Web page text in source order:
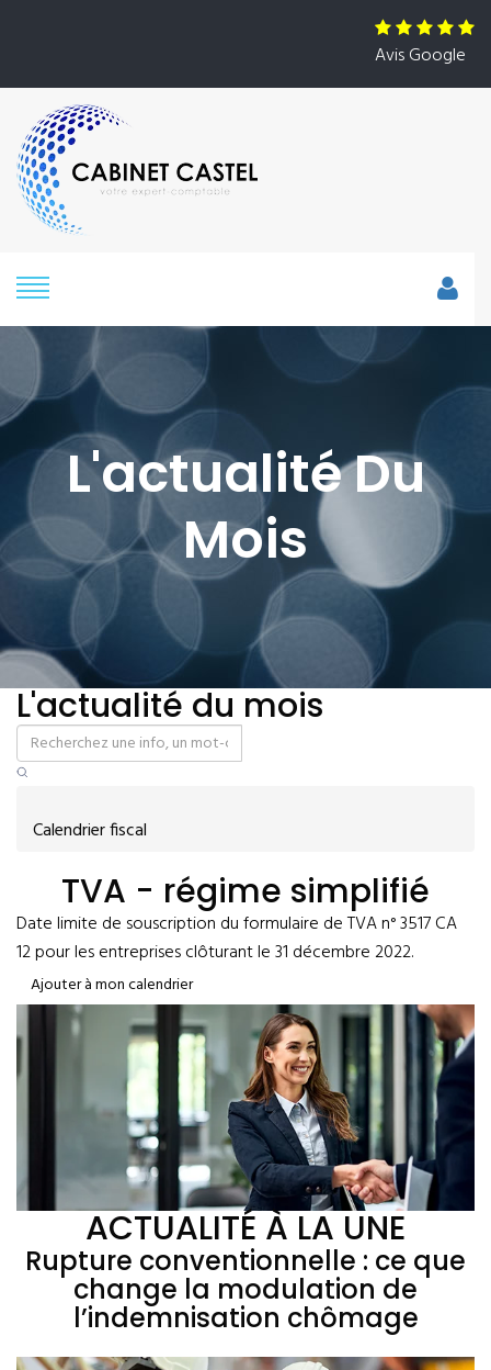
Avis Google
L'actualité Du
Mois
L'actualité du mois
Calendrier fiscal
TVA - régime simplifié
Date limite de souscription du formulaire de TVA n° 3517 CA
12 pour les entreprises clôturant le 31 décembre 2022.
Ajouter à mon calendrier
ACTUALITÉ À LA UNE
Rupture conventionnelle : ce que
change la modulation de
l’indemnisation chômage